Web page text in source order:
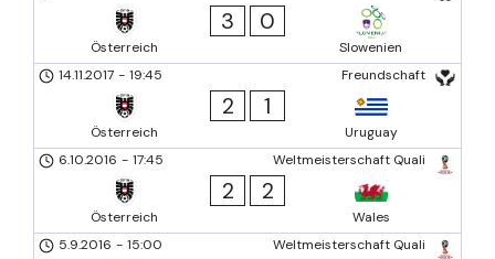
Österreich
3 0
Slowenien
Freundschaft
14.11.2017 - 19:45
Österreich
2 1
Uruguay
Weltmeisterschaft Quali
6.10.2016 - 17:45
Österreich
2 2
Wales
Weltmeisterschaft Quali
5.9.2016 - 15:00